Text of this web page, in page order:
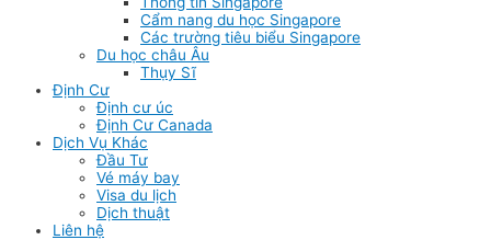
Cẩm nang du học Singapore
Các trường tiêu biểu Singapore
Du học châu Âu
Thụy Sĩ
Định Cư
Định cư úc
Định Cư Canada
Dịch Vụ Khác
Đầu Tư
Vé máy bay
Visa du lịch
Dịch thuật
Liên hệ